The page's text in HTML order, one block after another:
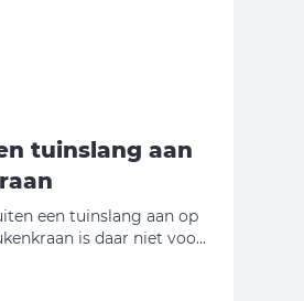
tuinslang aan
een tuinslang aan op
is daar niet voor